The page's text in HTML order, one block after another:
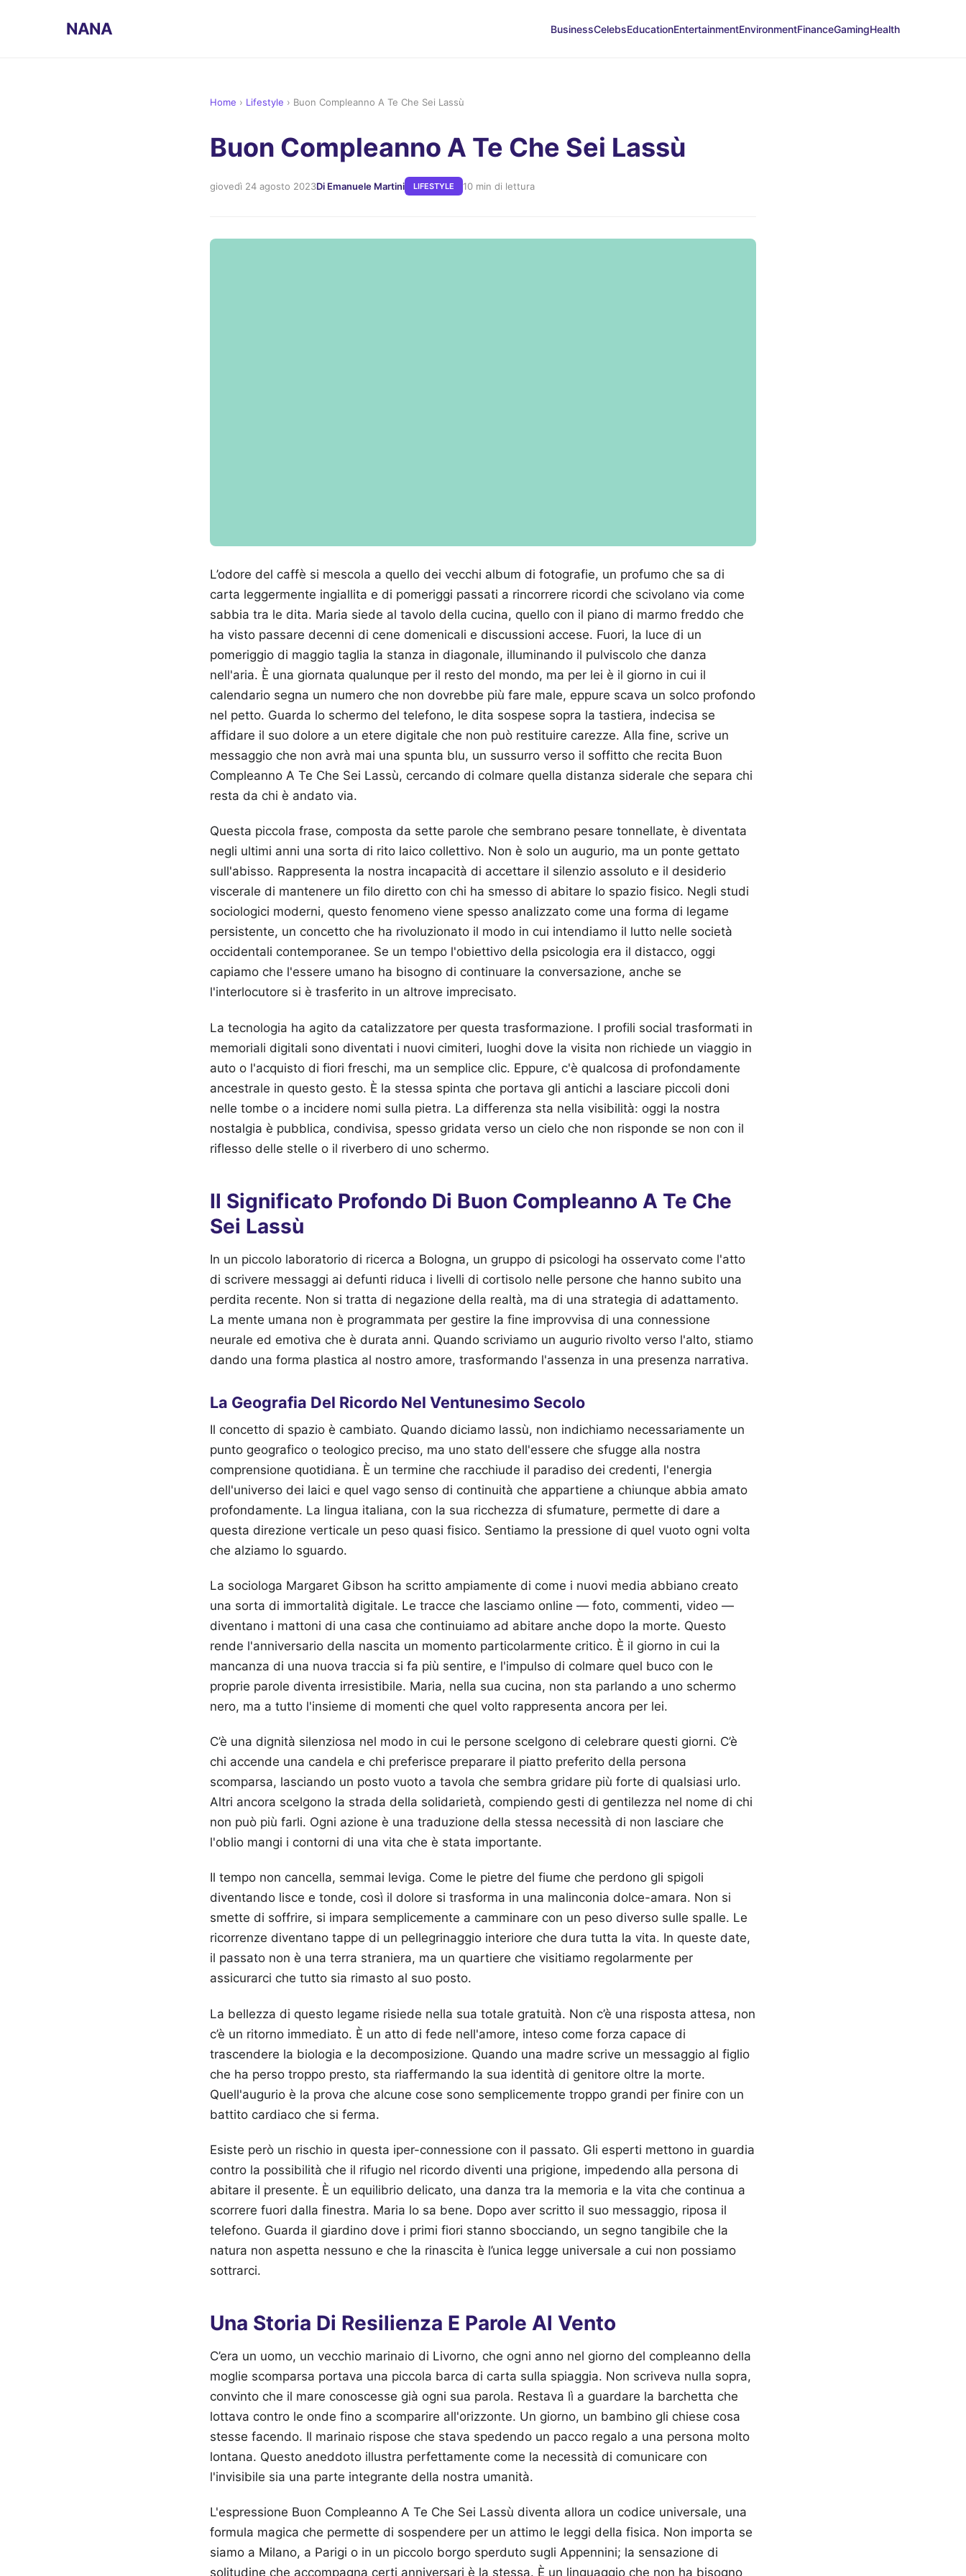
NANA BusinessCelebsEducationEntertainmentEnvironmentFinanceGamingHealth
Home › Lifestyle › Buon Compleanno A Te Che Sei Lassù
Buon Compleanno A Te Che Sei Lassù
giovedì 24 agosto 2023Di Emanuele Martini LIFESTYLE 10 min di lettura
L’odore del caffè si mescola a quello dei vecchi album di fotografie, un profumo che sa di
carta leggermente ingiallita e di pomeriggi passati a rincorrere ricordi che scivolano via come
sabbia tra le dita. Maria siede al tavolo della cucina, quello con il piano di marmo freddo che
ha visto passare decenni di cene domenicali e discussioni accese. Fuori, la luce di un
pomeriggio di maggio taglia la stanza in diagonale, illuminando il pulviscolo che danza
nell'aria. È una giornata qualunque per il resto del mondo, ma per lei è il giorno in cui il
calendario segna un numero che non dovrebbe più fare male, eppure scava un solco profondo
nel petto. Guarda lo schermo del telefono, le dita sospese sopra la tastiera, indecisa se
affidare il suo dolore a un etere digitale che non può restituire carezze. Alla fine, scrive un
messaggio che non avrà mai una spunta blu, un sussurro verso il soffitto che recita Buon
Compleanno A Te Che Sei Lassù, cercando di colmare quella distanza siderale che separa chi
resta da chi è andato via.
Questa piccola frase, composta da sette parole che sembrano pesare tonnellate, è diventata
negli ultimi anni una sorta di rito laico collettivo. Non è solo un augurio, ma un ponte gettato
sull'abisso. Rappresenta la nostra incapacità di accettare il silenzio assoluto e il desiderio
viscerale di mantenere un filo diretto con chi ha smesso di abitare lo spazio fisico. Negli studi
sociologici moderni, questo fenomeno viene spesso analizzato come una forma di legame
persistente, un concetto che ha rivoluzionato il modo in cui intendiamo il lutto nelle società
occidentali contemporanee. Se un tempo l'obiettivo della psicologia era il distacco, oggi
capiamo che l'essere umano ha bisogno di continuare la conversazione, anche se
l'interlocutore si è trasferito in un altrove imprecisato.
La tecnologia ha agito da catalizzatore per questa trasformazione. I profili social trasformati in
memoriali digitali sono diventati i nuovi cimiteri, luoghi dove la visita non richiede un viaggio in
auto o l'acquisto di fiori freschi, ma un semplice clic. Eppure, c'è qualcosa di profondamente
ancestrale in questo gesto. È la stessa spinta che portava gli antichi a lasciare piccoli doni
nelle tombe o a incidere nomi sulla pietra. La differenza sta nella visibilità: oggi la nostra
nostalgia è pubblica, condivisa, spesso gridata verso un cielo che non risponde se non con il
riflesso delle stelle o il riverbero di uno schermo.
Il Significato Profondo Di Buon Compleanno A Te Che
Sei Lassù
In un piccolo laboratorio di ricerca a Bologna, un gruppo di psicologi ha osservato come l'atto
di scrivere messaggi ai defunti riduca i livelli di cortisolo nelle persone che hanno subito una
perdita recente. Non si tratta di negazione della realtà, ma di una strategia di adattamento.
La mente umana non è programmata per gestire la fine improvvisa di una connessione
neurale ed emotiva che è durata anni. Quando scriviamo un augurio rivolto verso l'alto, stiamo
dando una forma plastica al nostro amore, trasformando l'assenza in una presenza narrativa.
La Geografia Del Ricordo Nel Ventunesimo Secolo
Il concetto di spazio è cambiato. Quando diciamo lassù, non indichiamo necessariamente un
punto geografico o teologico preciso, ma uno stato dell'essere che sfugge alla nostra
comprensione quotidiana. È un termine che racchiude il paradiso dei credenti, l'energia
dell'universo dei laici e quel vago senso di continuità che appartiene a chiunque abbia amato
profondamente. La lingua italiana, con la sua ricchezza di sfumature, permette di dare a
questa direzione verticale un peso quasi fisico. Sentiamo la pressione di quel vuoto ogni volta
che alziamo lo sguardo.
La sociologa Margaret Gibson ha scritto ampiamente di come i nuovi media abbiano creato
una sorta di immortalità digitale. Le tracce che lasciamo online — foto, commenti, video —
diventano i mattoni di una casa che continuiamo ad abitare anche dopo la morte. Questo
rende l'anniversario della nascita un momento particolarmente critico. È il giorno in cui la
mancanza di una nuova traccia si fa più sentire, e l'impulso di colmare quel buco con le
proprie parole diventa irresistibile. Maria, nella sua cucina, non sta parlando a uno schermo
nero, ma a tutto l'insieme di momenti che quel volto rappresenta ancora per lei.
C’è una dignità silenziosa nel modo in cui le persone scelgono di celebrare questi giorni. C’è
chi accende una candela e chi preferisce preparare il piatto preferito della persona
scomparsa, lasciando un posto vuoto a tavola che sembra gridare più forte di qualsiasi urlo.
Altri ancora scelgono la strada della solidarietà, compiendo gesti di gentilezza nel nome di chi
non può più farli. Ogni azione è una traduzione della stessa necessità di non lasciare che
l'oblio mangi i contorni di una vita che è stata importante.
Il tempo non cancella, semmai leviga. Come le pietre del fiume che perdono gli spigoli
diventando lisce e tonde, così il dolore si trasforma in una malinconia dolce-amara. Non si
smette di soffrire, si impara semplicemente a camminare con un peso diverso sulle spalle. Le
ricorrenze diventano tappe di un pellegrinaggio interiore che dura tutta la vita. In queste date,
il passato non è una terra straniera, ma un quartiere che visitiamo regolarmente per
assicurarci che tutto sia rimasto al suo posto.
La bellezza di questo legame risiede nella sua totale gratuità. Non c’è una risposta attesa, non
c’è un ritorno immediato. È un atto di fede nell'amore, inteso come forza capace di
trascendere la biologia e la decomposizione. Quando una madre scrive un messaggio al figlio
che ha perso troppo presto, sta riaffermando la sua identità di genitore oltre la morte.
Quell'augurio è la prova che alcune cose sono semplicemente troppo grandi per finire con un
battito cardiaco che si ferma.
Esiste però un rischio in questa iper-connessione con il passato. Gli esperti mettono in guardia
contro la possibilità che il rifugio nel ricordo diventi una prigione, impedendo alla persona di
abitare il presente. È un equilibrio delicato, una danza tra la memoria e la vita che continua a
scorrere fuori dalla finestra. Maria lo sa bene. Dopo aver scritto il suo messaggio, riposa il
telefono. Guarda il giardino dove i primi fiori stanno sbocciando, un segno tangibile che la
natura non aspetta nessuno e che la rinascita è l’unica legge universale a cui non possiamo
sottrarci.
Una Storia Di Resilienza E Parole Al Vento
C’era un uomo, un vecchio marinaio di Livorno, che ogni anno nel giorno del compleanno della
moglie scomparsa portava una piccola barca di carta sulla spiaggia. Non scriveva nulla sopra,
convinto che il mare conoscesse già ogni sua parola. Restava lì a guardare la barchetta che
lottava contro le onde fino a scomparire all'orizzonte. Un giorno, un bambino gli chiese cosa
stesse facendo. Il marinaio rispose che stava spedendo un pacco regalo a una persona molto
lontana. Questo aneddoto illustra perfettamente come la necessità di comunicare con
l'invisibile sia una parte integrante della nostra umanità.
L'espressione Buon Compleanno A Te Che Sei Lassù diventa allora un codice universale, una
formula magica che permette di sospendere per un attimo le leggi della fisica. Non importa se
siamo a Milano, a Parigi o in un piccolo borgo sperduto sugli Appennini; la sensazione di
solitudine che accompagna certi anniversari è la stessa. È un linguaggio che non ha bisogno